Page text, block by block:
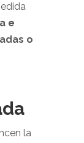
e
o
la